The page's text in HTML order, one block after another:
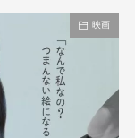
映画